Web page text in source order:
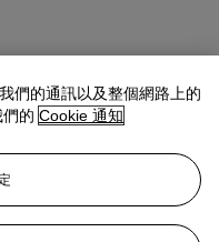
們的通訊以及整個網路上的
的 Cookie 通知